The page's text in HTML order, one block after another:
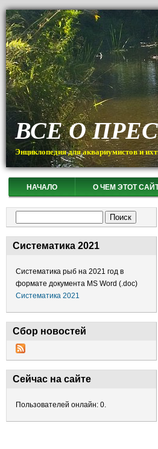
ВСЕ О
Энциклопедия для аквариумистов и
НАЧАЛО О ЧЕМ ЭТОТ
Систематика 2021
Систематика рыб на 2021 год в
формате документа MS Word (.doc)
Систематика 2021
Сбор новостей
Сейчас на сайте
Пользователей онлайн: 0.